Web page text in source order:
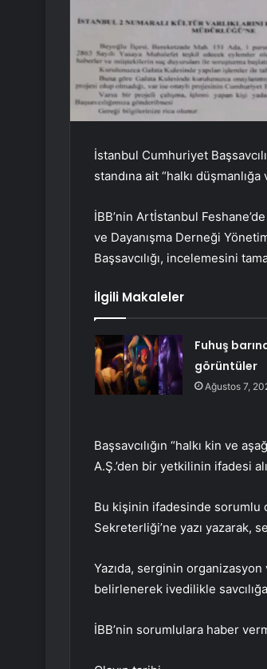
İstanbul Cumhuriyet
standına ait “halkı
İBB’nin Artİstanbul
ve Dayanışma Derneği
Başsavcılığı, incelemesini
İlgili Makaleler
Fuhuş
görüntüler
Ağustos 7,
Başsavcılığın “halkı kin ve
A.Ş.’den bir yetkilinin ifadesi
Bu kişinin ifadesinde sorumlu
Sekreterliği’ne yazı yazarak,
Yazıda, serginin
belirlenerek ivedilikle
İBB’nin sorumlulara haber